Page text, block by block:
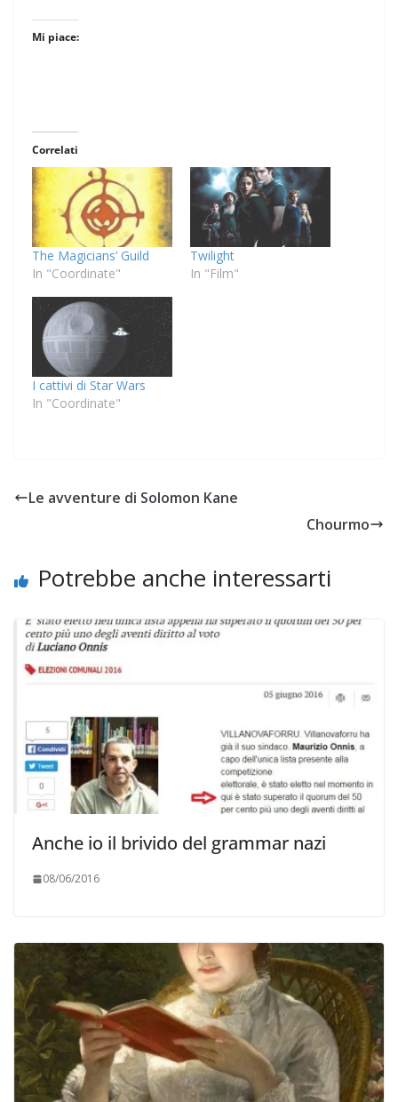
Mi piace:
Correlati
The Magicians’ Guild
In "Coordinate"
Twilight
In "Film"
I cattivi di Star Wars
In "Coordinate"
Le avventure di Solomon Kane
Chourmo
Potrebbe anche interessarti
Anche io il brivido del grammar nazi
08/06/2016